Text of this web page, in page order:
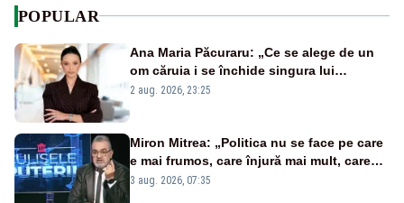
POPULAR
Ana Maria Păcuraru: „Ce se alege de un
om căruia i se închide singura lui
portiță?”
2 aug. 2026, 23:25
Miron Mitrea: „Politica nu se face pe care
e mai frumos, care înjură mai mult, care
țipă mai tare, ci pe proiecte”
3 aug. 2026, 07:35